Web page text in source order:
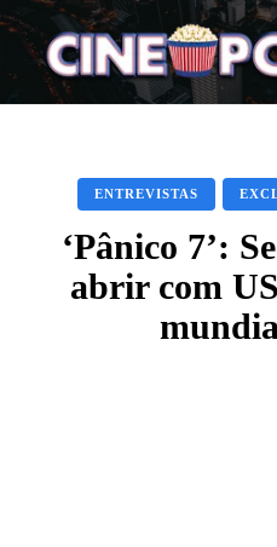
ENTREVISTAS
‘Pânico 7’:
abrir com